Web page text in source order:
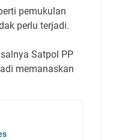
pemukulan
perlu terjadi.
Satpol PP
memanaskan